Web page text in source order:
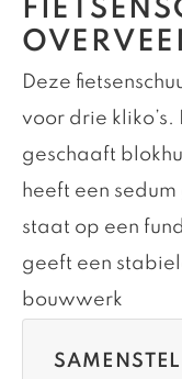
Deze
voor drie
geschaaft
heeft een
staat op een
geeft een
bouwwerk